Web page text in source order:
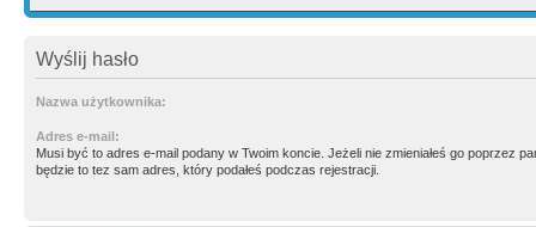
Wyślij hasło
Nazwa użytkownika:
Adres e-mail:
Musi być to adres e-mail podany w Twoim koncie. Jeżeli nie zmieniałeś go poprzez
będzie to tez sam adres, który podałeś podczas rejestracji.